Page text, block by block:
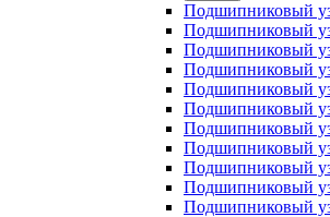
Подшипниковый
Подшипниковый
Подшипниковый
Подшипниковый
Подшипниковый
Подшипниковый
Подшипниковый
Подшипниковый
Подшипниковый
Подшипниковый
Подшипниковый